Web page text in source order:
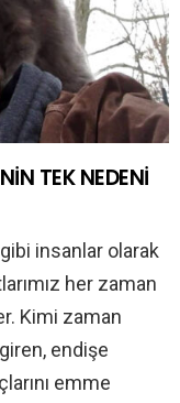
TEK NEDENİ
insanlar olarak
her zaman
Kimi zaman
endişe
emme